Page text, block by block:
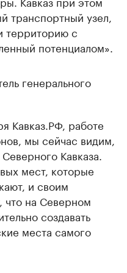
транспортный узел,
территорию с
потенциалом».
генерального
Кавказ.РФ, работе
мы сейчас видим,
Кавказа.
мест, которые
и своим
что на Северном
создавать
места самого